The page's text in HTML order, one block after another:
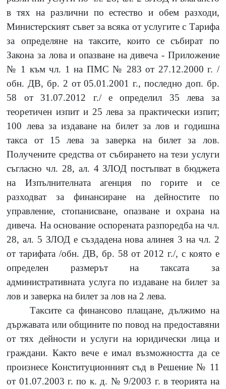
в тях на различни по естество и обем разходи,
Министерският съвет за всяка от услугите с Тарифа
за определяне на таксите, които се събират по
Закона за лова и опазване на дивеча - Приложение
№ 1 към чл. 1 на ПМС № 283 от 27.12.2000 г. /
обн. ДВ, бр. 2 от 05.01.2001 г., последно доп. бр.
58 от 31.07.2012 г./ е определил 35 лева за
теоретичен изпит и 25 лева за практически изпит;
100 лева за издаване на билет за лов и годишна
такса от 15 лева за заверка на билет за лов.
Получените средства от събирането на тези услуги
съгласно чл. 28, ал. 4 ЗЛОД постъпват в бюджета
на Изпълнителната агенция по горите и се
разходват за финансиране на дейностите по
управление, стопанисване, опазване и охрана на
дивеча. На основание оспорената разпоредба на чл.
28, ал. 5 ЗЛОД е създадена нова алинея 3 на чл. 2
от тарифата /обн. ДВ, бр. 58 от 2012 г./, с която е
определен размерът на таксата за
административната услуга по издаване на билет за
лов и заверка на билет за лов на 2 лева.
Таксите са финансово плащане, дължимо на
държавата или общините по повод на предоставяни
от тях дейности и услуги на юридически лица и
граждани. Както вече е имал възможността да се
произнесе Конституционният съд в Решение № 11
от 01.07.2003 г. по к. д. № 9/2003 г. в теорията на